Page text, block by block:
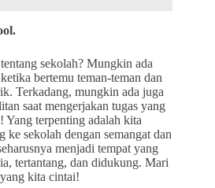
sekolah? Mungkin ada
bertemu teman-teman dan
Terkadang, mungkin ada juga
saat mengerjakan tugas yang
terpenting adalah kita
ke sekolah dengan semangat dan
menjadi tempat yang
tertantang, dan didukung. Mari
kita cintai!